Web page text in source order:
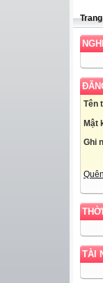
Tên
Mật
Ghi
TÀI